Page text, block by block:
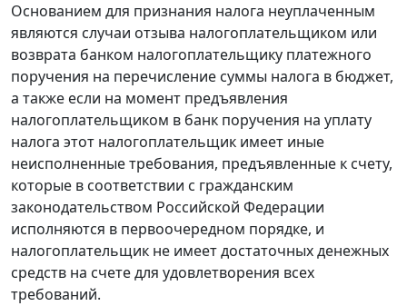
Основанием для признания налога неуплаченным
являются случаи отзыва налогоплательщиком или
возврата банком налогоплательщику платежного
поручения на перечисление суммы налога в бюджет,
а также если на момент предъявления
налогоплательщиком в банк поручения на уплату
налога этот налогоплательщик имеет иные
неисполненные требования, предъявленные к счету,
которые в соответствии с гражданским
законодательством Российской Федерации
исполняются в первоочередном порядке, и
налогоплательщик не имеет достаточных денежных
средств на счете для удовлетворения всех
требований.